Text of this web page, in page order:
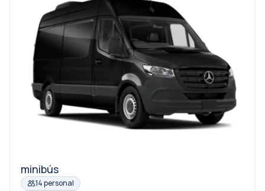
minibús
14 personal